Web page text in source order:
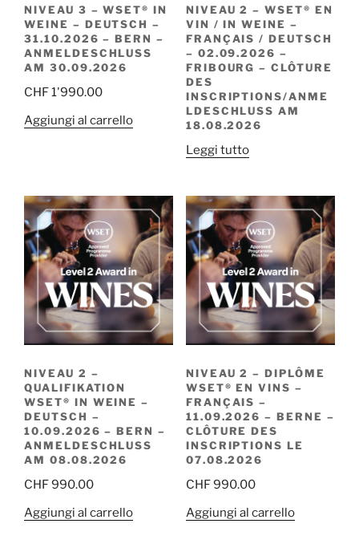
NIVEAU 3 – WSET® IN
WEINE – DEUTSCH –
31.10.2026 – BERN –
ANMELDESCHLUSS
AM 30.09.2026
CHF1'990.00
Aggiungi al carrello
NIVEAU 2 – WSET® EN
VIN / IN WEINE –
FRANÇAIS / DEUTSCH
– 02.09.2026 –
FRIBOURG – CLÔTURE
DES
INSCRIPTIONS/ANME
LDESCHLUSS AM
18.08.2026
Leggi tutto
NIVEAU 2 –
QUALIFIKATION
WSET® IN WEINE –
DEUTSCH –
10.09.2026 – BERN –
ANMELDESCHLUSS
AM 08.08.2026
CHF990.00
Aggiungi al carrello
NIVEAU 2 – DIPLÔME
WSET® EN VINS –
FRANÇAIS –
11.09.2026 – BERNE –
CLÔTURE DES
INSCRIPTIONS LE
07.08.2026
CHF990.00
Aggiungi al carrello